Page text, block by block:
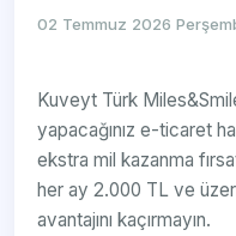
02 Temmuz 2026
Kuveyt Türk
yapacağınız e-ticaret
ekstra mil kazanma
her ay 2.000 TL ve
avantajını kaçırmayın.